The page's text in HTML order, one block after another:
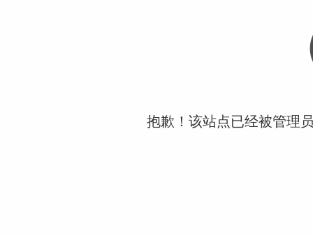
抱歉！该站点已经被管理